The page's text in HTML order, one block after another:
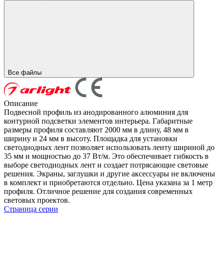
Все файлы
Описание
Подвесной профиль из анодированного алюминия для
контурной подсветки элементов интерьера. Габаритные
размеры профиля составляют 2000 мм в длину, 48 мм в
ширину и 24 мм в высоту. Площадка для установки
светодиодных лент позволяет использовать ленту шириной до
35 мм и мощностью до 37 Вт/м. Это обеспечивает гибкость в
выборе светодиодных лент и создает потрясающие световые
решения. Экраны, заглушки и другие аксессуары не включены
в комплект и приобретаются отдельно. Цена указана за 1 метр
профиля. Отличное решение для создания современных
световых проектов.
Страница серии